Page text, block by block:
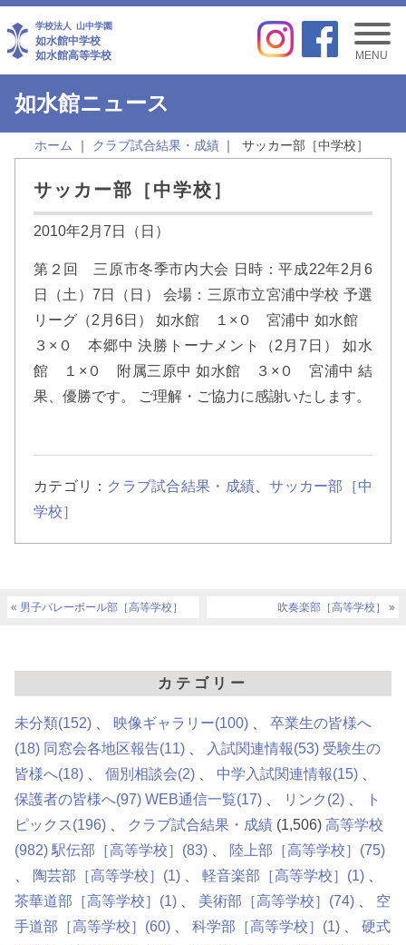
学校法人 山中学園
如水館中学校
如水館高等学校
MENU
如水館ニュース
ホーム クラブ試合結果・成績 サッカー部［中学校］
サッカー部［中学校］
2010年2月7日（日）
第２回 三原市冬季市内大会 日時：平成22年2月6
日（土）7日（日） 会場：三原市立宮浦中学校 予選
リーグ（2月6日） 如水館 １×０ 宮浦中 如水館
３×０ 本郷中 決勝トーナメント（2月7日） 如水
館 １×０ 附属三原中 如水館 ３×０ 宮浦中 結
果、優勝です。 ご理解・ご協力に感謝いたします。
カテゴリ： クラブ試合結果・成績 、サッカー部［中
学校］
男子バレーボール部［高等学校］ 吹奏楽部［高等学校］
カテゴリー
未分類(152) 映像ギャラリー(100)
卒業生の皆様へ
(18) 同窓会各地区報告(11) 入試関連情報(53) 受験生の
皆様へ(18) 個別相談会(2) 中学入試関連情報(15)
保護者の皆様へ(97) WEB通信一覧(17) リンク (2)
ト
ピックス (196) クラブ試合結果・成績 (1,506) 高等学校
(982) 駅伝部［高等学校］ (83) 陸上部［高等学校］ (75)
陶芸部［高等学校］ (1) 軽音楽部［高等学校］ (1)
茶華道部［高等学校］ (1) 美術部［高等学校］ (74)
空
手道部［高等学校］ (60) 科学部［高等学校］ (1)
硬式